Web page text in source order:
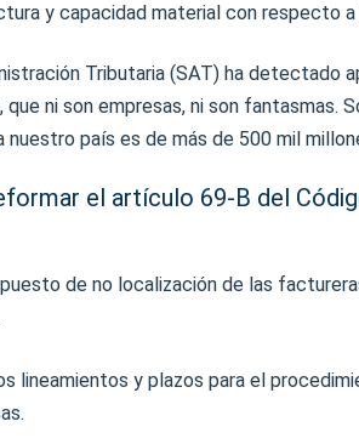
y capacidad material con respecto
Tributaria (SAT) ha detectado
ni son empresas, ni son fantasmas.
nuestro país es de más de 500 mil
el artículo 69-B del
de no localización de las
lineamientos y plazos para el